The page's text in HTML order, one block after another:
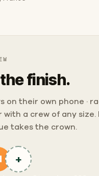
finish.
on their own phone ·
with a crew of any size.
takes the crown.
+